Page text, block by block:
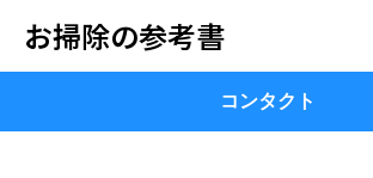
お掃除の参考書
コンタクト